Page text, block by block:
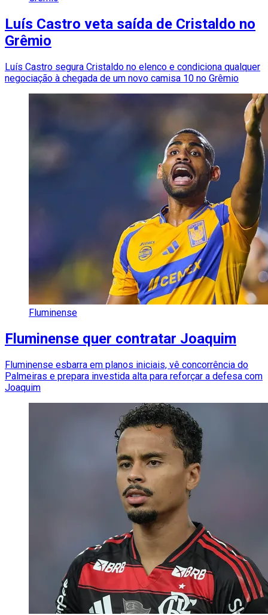
Luís Castro veta saída de Cristaldo no
Grêmio
Luís Castro segura Cristaldo no elenco e condiciona qualquer
negociação à chegada de um novo camisa 10 no Grêmio
Fluminense
Fluminense quer contratar Joaquim
Fluminense esbarra em planos iniciais, vê concorrência do
Palmeiras e prepara investida alta para reforçar a defesa com
Joaquim